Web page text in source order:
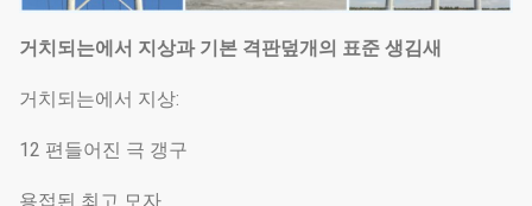
거치되는에서 지상과 기본 격판덮개의 표준 생김새
거치되는에서 지상:
12 편들어진 극 갱구
용접된 최고 모자